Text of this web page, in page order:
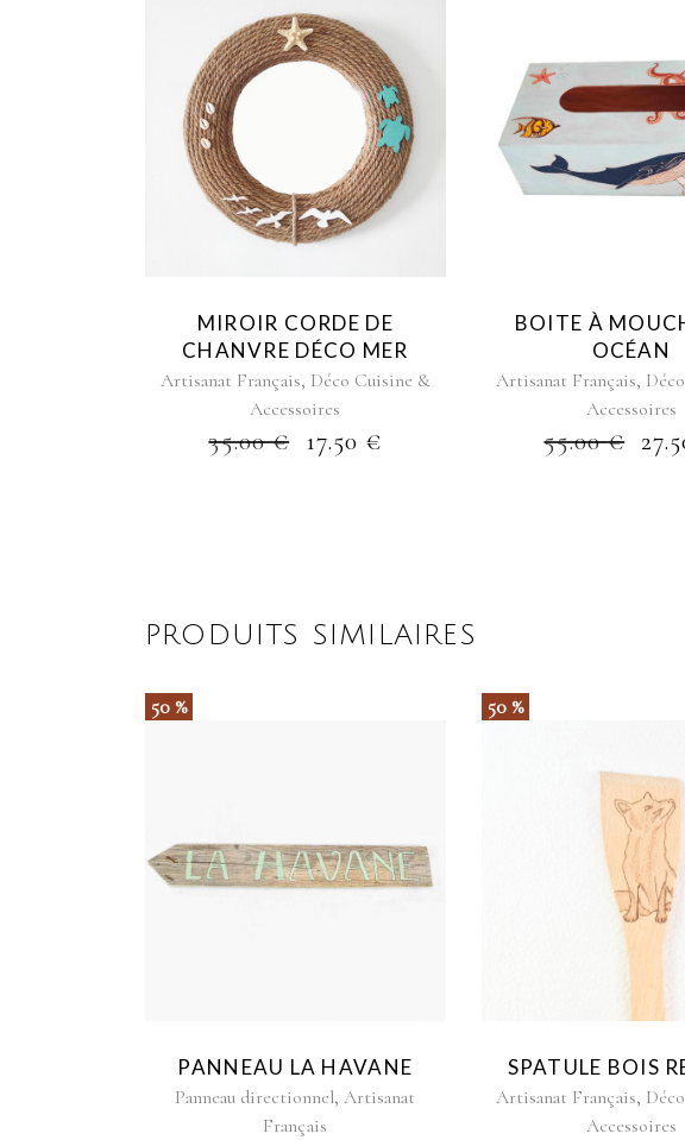
MIROIR CORDE DE
CHANVRE DÉCO MER
Artisanat Français, Déco Cuisine &
Accessoires
35.00€ 17.50 €
BOITE À
OCÉAN
Artisanat Français,
Accessoires
55.00€
PRODUITS SIMILAIRES
50 %
PANNEAU LA HAVANE
Panneau directionnel,Artisanat
Français
50 %
SPATULE BOIS
Artisanat Français,
Accessoires